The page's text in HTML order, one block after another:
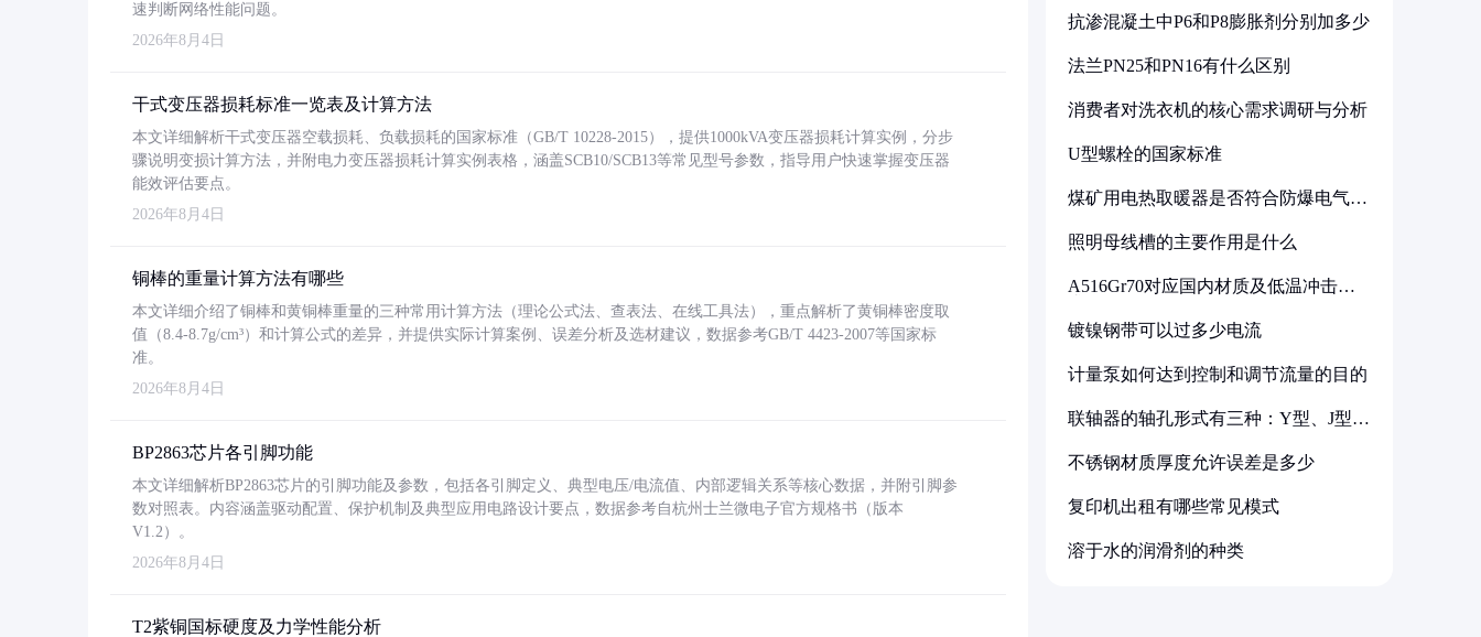
速判断网络性能问题。
2026年8月4日
干式变压器损耗标准一览表及计算方法
本文详细解析干式变压器空载损耗、负载损耗的国家标准（GB/T 10228-2015），提供1000kVA变压器损耗计算实例，分步
骤说明变损计算方法，并附电力变压器损耗计算实例表格，涵盖SCB10/SCB13等常见型号参数，指导用户快速掌握变压器
能效评估要点。
2026年8月4日
铜棒的重量计算方法有哪些
本文详细介绍了铜棒和黄铜棒重量的三种常用计算方法（理论公式法、查表法、在线工具法），重点解析了黄铜棒密度取
值（8.4-8.7g/cm³）和计算公式的差异，并提供实际计算案例、误差分析及选材建议，数据参考GB/T 4423-2007等国家标
准。
2026年8月4日
BP2863芯片各引脚功能
本文详细解析BP2863芯片的引脚功能及参数，包括各引脚定义、典型电压/电流值、内部逻辑关系等核心数据，并附引脚参
数对照表。内容涵盖驱动配置、保护机制及典型应用电路设计要点，数据参考自杭州士兰微电子官方规格书（版本
V1.2）。
2026年8月4日
T2紫铜国标硬度及力学性能分析
抗渗混凝土中P6和P8膨胀剂分别加多少
法兰PN25和PN16有什么区别
消费者对洗衣机的核心需求调研与分析
U型螺栓的国家标准
煤矿用电热取暖器是否符合防爆电气设
照明母线槽的主要作用是什么
A516Gr70对应国内材质及低温冲击要
镀镍钢带可以过多少电流
计量泵如何达到控制和调节流量的目的
联轴器的轴孔形式有三种：Y型、J型、
不锈钢材质厚度允许误差是多少
复印机出租有哪些常见模式
溶于水的润滑剂的种类